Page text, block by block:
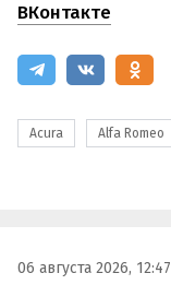
ВКонтакте
Acura Alfa Romeo
06 августа 2026, 12:47